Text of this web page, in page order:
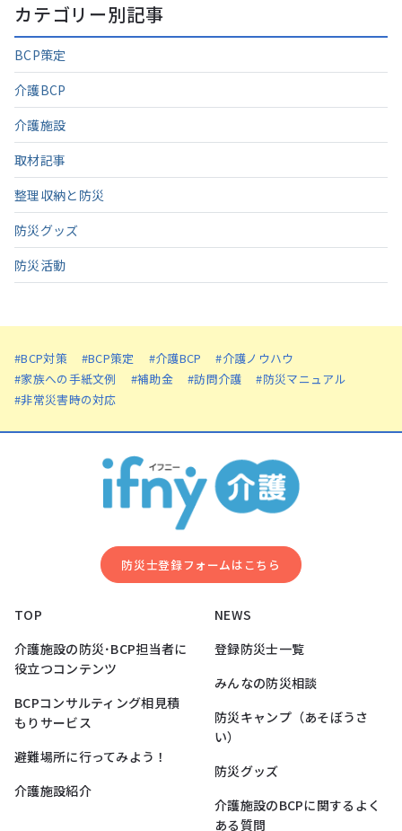
カテゴリー別記事
BCP策定
介護BCP
介護施設
取材記事
整理収納と防災
防災グッズ
防災活動
#BCP対策 #BCP策定 #介護BCP
#介護ノウハウ
#家族への手紙文例
#補助金 #訪問介護
#防災マニュアル
#非常災害時の対応
防災⼠登録フォームはこちら
TOP
介護施設の防災･BCP担当者に
役立つコンテンツ
BCPコンサルティング相見積
もりサービス
避難場所に行ってみよう！
介護施設紹介
NEWS
登録防災士一覧
みんなの防災相談
防災キャンプ（あそぼうさ
い）
防災グッズ
介護施設のBCPに関するよく
ある質問